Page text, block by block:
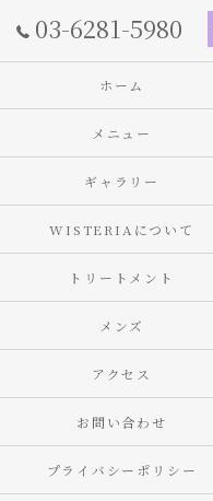
03-6281-5980
ホーム
メニュー
ギャラリー
WISTERIAについて
トリートメント
メンズ
アクセス
お問い合わせ
プライバシーポリシー